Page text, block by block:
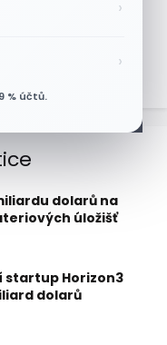
›
›
% účtů.
dolarů na
úložišť
startup Horizon3
dolarů